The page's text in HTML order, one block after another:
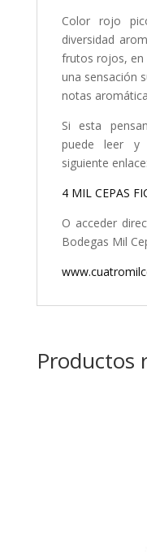
Color rojo
diversidad
frutos rojos, en
una sensación
notas
Si esta
puede leer y
siguiente enlace:
4 MIL CEPAS
O acceder
Bodegas Mil
Productos